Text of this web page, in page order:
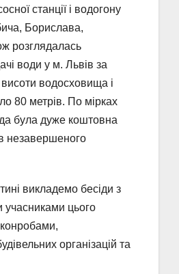
станції і водогону
Борислава,
розглядалась
води у м. Львів за
висоти водосховища і
80 метрів. По мірках
була дуже коштовна
незавершеного
викладемо бесіди з
учасниками цього
організацій та